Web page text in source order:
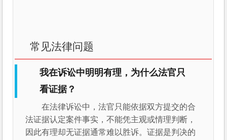
常见法律问题
我在诉讼中明明有理，为什么法官只
看证据？
在法律诉讼中，法官只能依据双方提交的合
法证据认定案件事实，不能凭主观或情理判断，
因此有理却无证据通常难以胜诉。证据是判决的